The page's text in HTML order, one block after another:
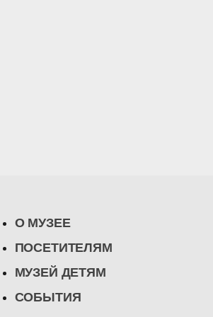
О МУЗЕЕ
ПОСЕТИТЕЛЯМ
МУЗЕЙ ДЕТЯМ
СОБЫТИЯ